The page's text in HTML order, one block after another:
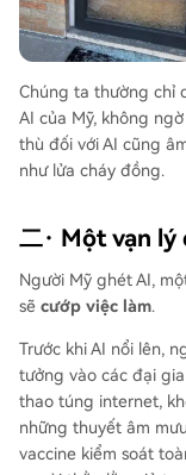
Chúng ta thường chỉ
AI của Mỹ, không
thù đối với AI cũng
như lửa cháy đồng.
二· Một vạn lý
Người Mỹ ghét AI,
sẽ cướp việc làm.
Trước khi AI nổi lên,
tưởng vào các đại
thao túng internet,
những thuyết âm
vaccine kiểm soát